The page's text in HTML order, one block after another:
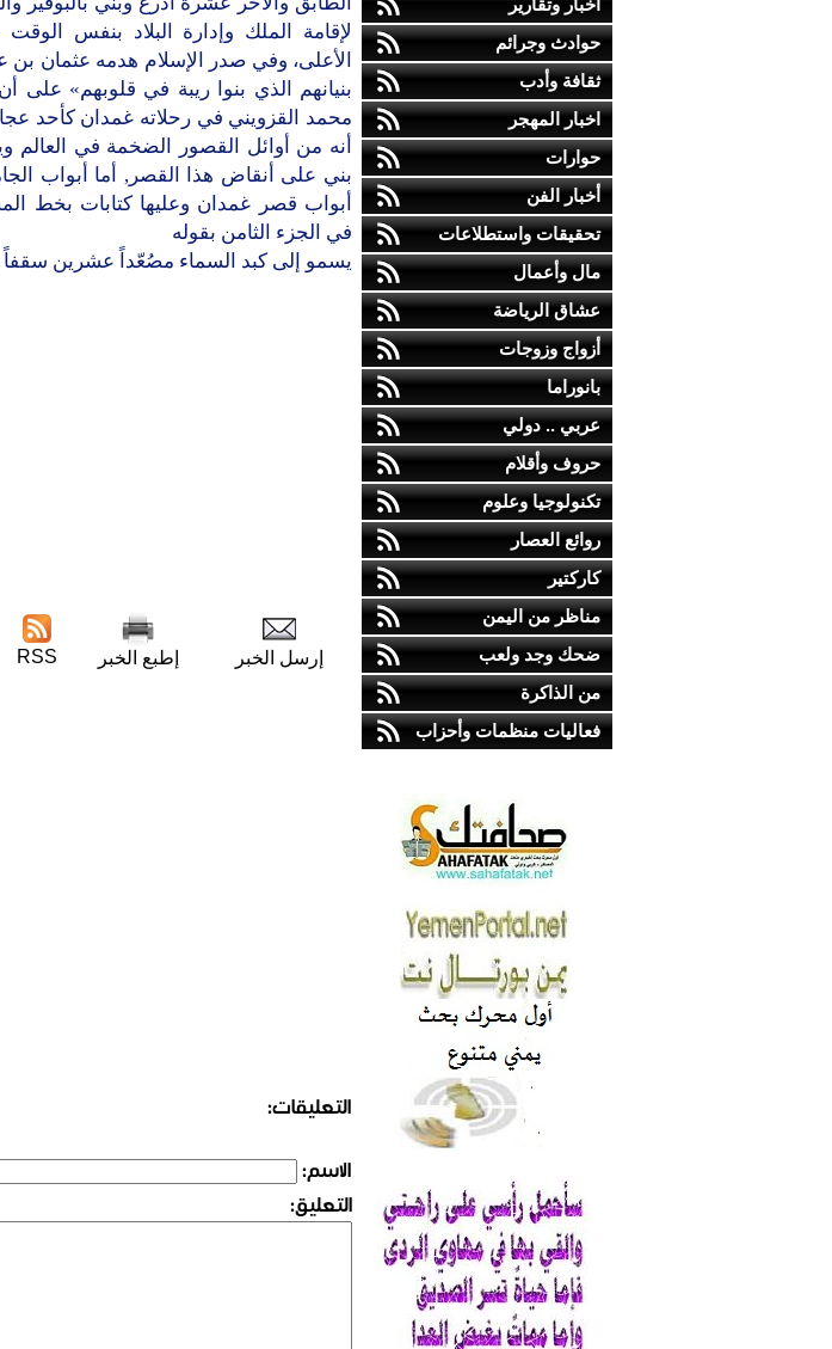
أخبار وتقارير
حوادث وجرائم
ثقافة وأدب
اخبار المهجر
حوارات
أخبار الفن
تحقيقات واستطلاعات
مال وأعمال
عشاق الرياضة
أزواج وزوجات
بانوراما
عربي .. دولي
حروف وأقلام
تكنولوجيا وعلوم
روائع العصار
كاركتير
مناظر من اليمن
ضحك وجد ولعب
من الذاكرة
فعاليات منظمات وأحزاب
لإقامة الملك وإدارة البلاد بنفس
الأعلى، وفي صدر الإسلام هدمه عثمان بن
بنيانهم الذي بنوا ريبة في قلوبهم» على
محمد القزويني في رحلاته غمدان كأحد
أنه من أوائل القصور الضخمة في العالم
بني على أنقاض هذا القصر, أما أبواب
أبواب قصر غمدان وعليها كتابات بخط
في الجزء الثامن بقوله
يسمو إلى كبد السماء مصُعّداً عشرين سقفاً
إرسل الخبر إطبع الخبر RSS
التعليقات:
الاسم:
التعليق: